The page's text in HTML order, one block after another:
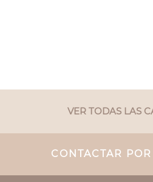
VER TODAS LAS
CONTACTAR